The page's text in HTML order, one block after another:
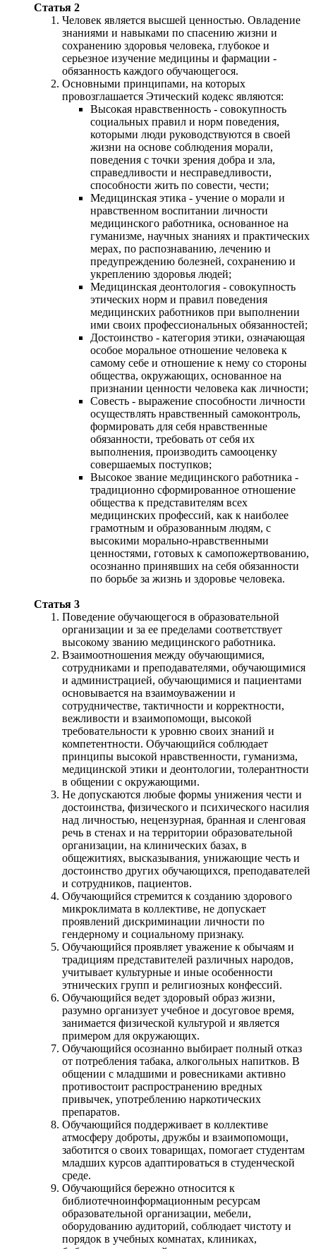
Статья 2
Человек является высшей ценностью. Овладение
знаниями и навыками по спасению жизни и
сохранению здоровья человека, глубокое и
серьезное изучение медицины и фармации -
обязанность каждого обучающегося.
Основными принципами, на которых
провозглашается Этический кодекс являются:
Высокая нравственность - совокупность
социальных правил и норм поведения,
которыми люди руководствуются в своей
жизни на основе соблюдения морали,
поведения с точки зрения добра и зла,
справедливости и несправедливости,
способности жить по совести, чести;
Медицинская этика - учение о морали и
нравственном воспитании личности
медицинского работника, основанное на
гуманизме, научных знаниях и практических
мерах, по распознаванию, лечению и
предупреждению болезней, сохранению и
укреплению здоровья людей;
Медицинская деонтология - совокупность
этических норм и правил поведения
медицинских работников при выполнении
ими своих профессиональных обязанностей;
Достоинство - категория этики, означающая
особое моральное отношение человека к
самому себе и отношение к нему со стороны
общества, окружающих, основанное на
признании ценности человека как личности;
Совесть - выражение способности личности
осуществлять нравственный самоконтроль,
формировать для себя нравственные
обязанности, требовать от себя их
выполнения, производить самооценку
совершаемых поступков;
Высокое звание медицинского работника -
традиционно сформированное отношение
общества к представителям всех
медицинских профессий, как к наиболее
грамотным и образованным людям, с
высокими морально-нравственными
ценностями, готовых к самопожертвованию,
осознанно принявших на себя обязанности
по борьбе за жизнь и здоровье человека.
Статья 3
Поведение обучающегося в образовательной
организации и за ее пределами соответствует
высокому званию медицинского работника.
Взаимоотношения между обучающимися,
сотрудниками и преподавателями, обучающимися
и администрацией, обучающимися и пациентами
основывается на взаимоуважении и
сотрудничестве, тактичности и корректности,
вежливости и взаимопомощи, высокой
требовательности к уровню своих знаний и
компетентности. Обучающийся соблюдает
принципы высокой нравственности, гуманизма,
медицинской этики и деонтологии, толерантности
в общении с окружающими.
Не допускаются любые формы унижения чести и
достоинства, физического и психического насилия
над личностью, нецензурная, бранная и сленговая
речь в стенах и на территории образовательной
организации, на клинических базах, в
общежитиях, высказывания, унижающие честь и
достоинство других обучающихся, преподавателей
и сотрудников, пациентов.
Обучающийся стремится к созданию здорового
микроклимата в коллективе, не допускает
проявлений дискриминации личности по
гендерному и социальному признаку.
Обучающийся проявляет уважение к обычаям и
традициям представителей различных народов,
учитывает культурные и иные особенности
этнических групп и религиозных конфессий.
Обучающийся ведет здоровый образ жизни,
разумно организует учебное и досуговое время,
занимается физической культурой и является
примером для окружающих.
Обучающийся осознанно выбирает полный отказ
от потребления табака, алкогольных напитков. В
общении с младшими и ровесниками активно
противостоит распространению вредных
привычек, употреблению наркотических
препаратов.
Обучающийся поддерживает в коллективе
атмосферу доброты, дружбы и взаимопомощи,
заботится о своих товарищах, помогает студентам
младших курсов адаптироваться в студенческой
среде.
Обучающийся бережно относится к
библиотечноинформационным ресурсам
образовательной организации, мебели,
оборудованию аудиторий, соблюдает чистоту и
порядок в учебных комнатах, клиниках,